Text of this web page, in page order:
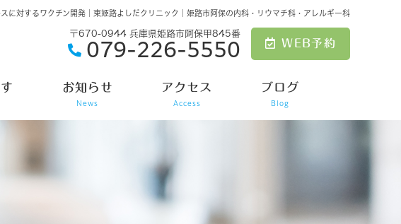
に対するワクチン開発｜東姫路よしだクリニック｜姫路市阿保の内科・リウマチ科・アレルギー科
〒670-0944 兵庫県姫路市阿保甲845番
079-226-5550 WEB予約
お知らせ
News
アクセス
Access
ブログ
Blog